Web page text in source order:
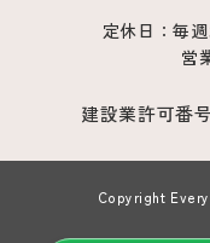
定休日：毎
営
建設業許可番
Copyright